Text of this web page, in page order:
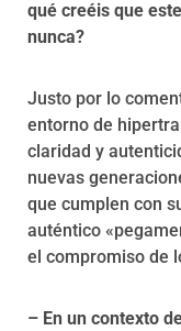
qué creéis que
nunca?
Justo por lo
entorno de
claridad y
nuevas
que cumplen con
auténtico
el compromiso de
– En un contexto